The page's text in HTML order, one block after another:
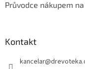
Průvodce nákupem
Kontakt
kancelar@